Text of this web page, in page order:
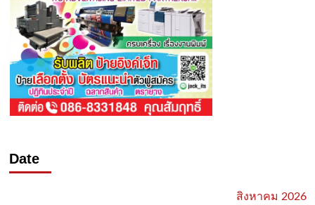
Date
สิงหาคม 2026